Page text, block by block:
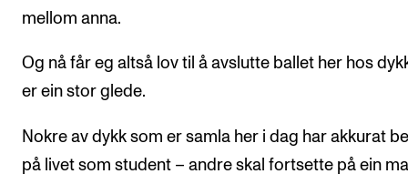
mellom anna.
Og nå får eg altså lov til å avslutte ballet her hos
er ein stor glede.
Nokre av dykk som er samla her i dag har akkurat
på livet som student – andre skal fortsette på ein